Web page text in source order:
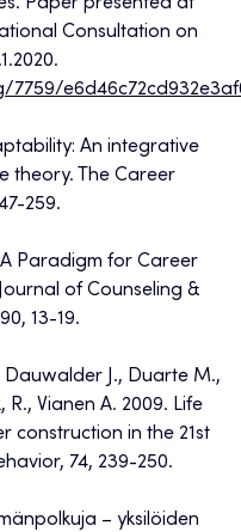
Paper presented at
Consultation on
7759/
An integrative
theory. The Career
259.
A Paradigm for Career
of Counseling &
13-19.
Dauwalder J., Duarte M.,
R., Vianen A. 2009. Life
construction in the 21st
74, 239-250.
– yksilöiden